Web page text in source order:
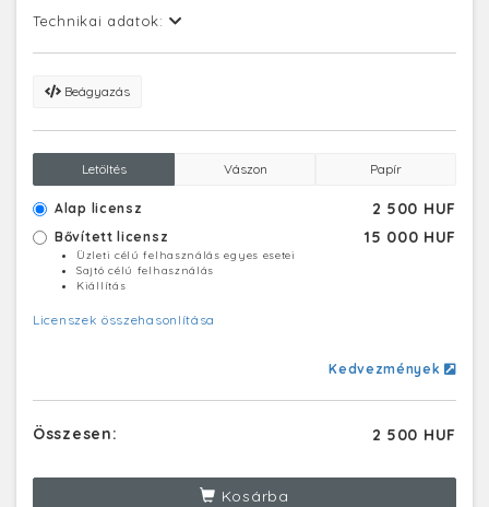
Technikai adatok:
Beágyazás
Letöltés Vászon Papír
Alap licensz 2 500 HUF
Bővített licensz 15 000 HUF
Üzleti célú felhasználás egyes esetei
Sajtó célú felhasználás
Kiállítás
Licenszek összehasonlítása
Kedvezmények
Összesen: 2 500 HUF
Kosárba